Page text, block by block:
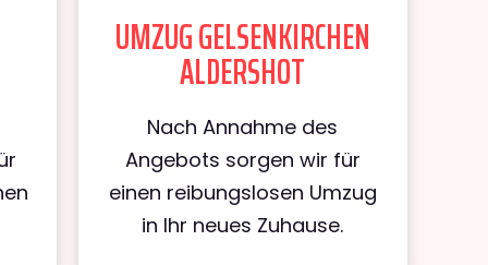
UMZUG GELSENKIRCHEN
ALDERSHOT
Nach Annahme des
Angebots sorgen wir für
einen reibungslosen Umzug
in Ihr neues Zuhause.